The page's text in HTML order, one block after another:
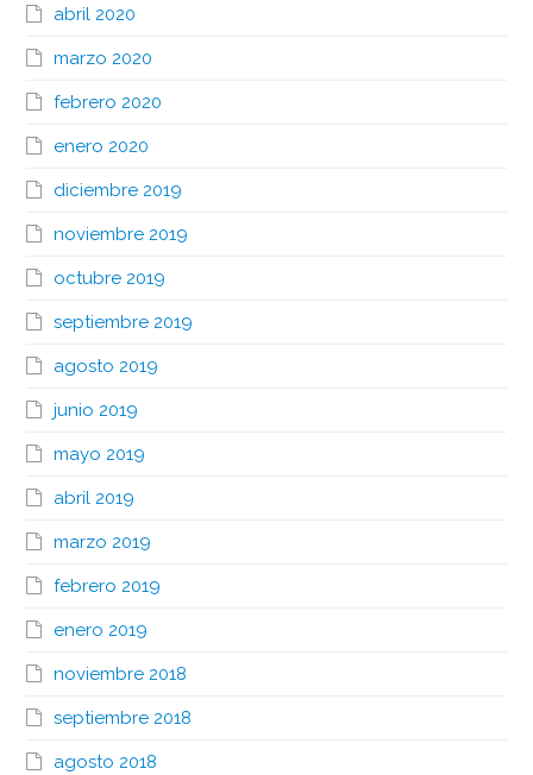
abril 2020
marzo 2020
febrero 2020
enero 2020
diciembre 2019
noviembre 2019
octubre 2019
septiembre 2019
agosto 2019
junio 2019
mayo 2019
abril 2019
marzo 2019
febrero 2019
enero 2019
noviembre 2018
septiembre 2018
agosto 2018